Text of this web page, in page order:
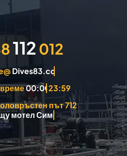
012
време
23:59
път 712